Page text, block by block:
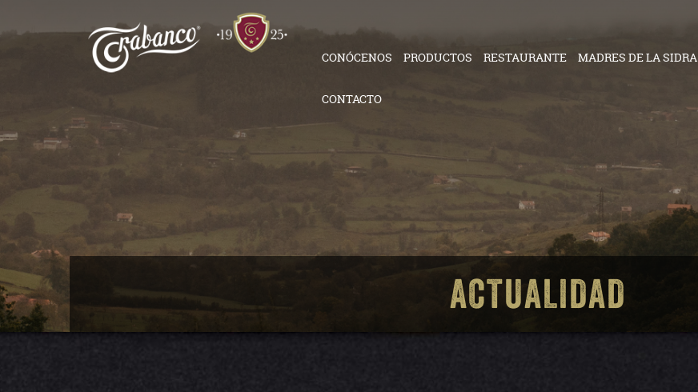
CONÓCENOS PRODUCTOS RESTAURANTE MADRES DE LA SIDRA
CONTACTO
ACTUALIDAD